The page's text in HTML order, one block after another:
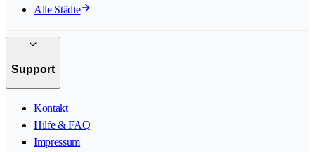
Alle Städte
Support
Kontakt
Hilfe & FAQ
Impressum